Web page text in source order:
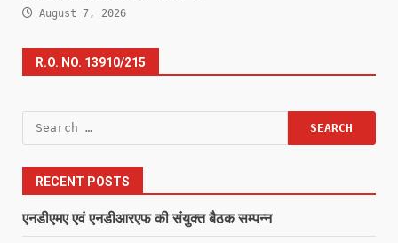
August 7, 2026
R.O. NO. 13910/215
Search
for:
RECENT POSTS
एनडीएमए एवं एनडीआरएफ की संयुक्त बैठक सम्पन्न